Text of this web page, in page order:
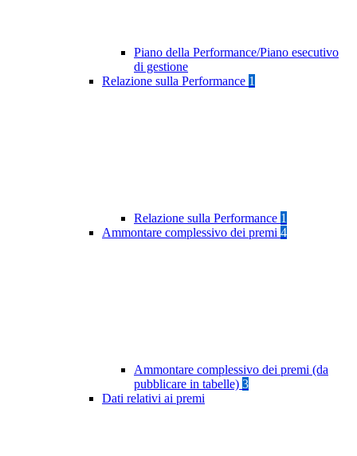
Piano della Performance/Piano esecutivo
di gestione
Relazione sulla Performance 1
Relazione sulla Performance 1
Ammontare complessivo dei premi 4
Ammontare complessivo dei premi (da
pubblicare in tabelle) 3
Dati relativi ai premi